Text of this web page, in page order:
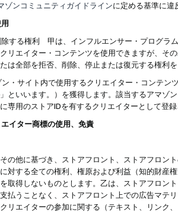
ゾンコミュニティガイドラインに定める基準に違
する権利 甲は、インフルエンサー・プログラ
リエイター・コンテンツを使用できますが、そ
は全部を拒否、削除、停止または復元する権利
・サイト内で使用するクリエイター・コンテン
」といいます。）を獲得します。該当するアマゾ
専用のストアIDを有するクリエイターとして登
イター商標の使用、免責
の他に基づき、ストアフロント、ストアフロン
対する全ての権利、権原および利益（知的財産
取得しないものとします。乙は、ストアフロン
払うことなく、ストアフロント上での広告マテ
リエイターの参加に関する（テキスト、リンク